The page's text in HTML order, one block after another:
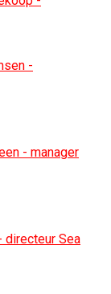
-
- manager
directeur Sea